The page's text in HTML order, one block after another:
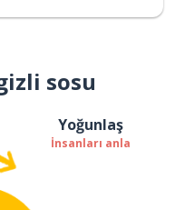
sosu
Yoğunlaş
İnsanları anla